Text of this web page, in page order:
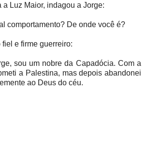
a Luz Maior, indagou a Jorge:
comportamento? De onde você é?
e firme guerreiro:
sou um nobre da Capadócia. Com a
a Palestina, mas depois abandonei
ao Deus do céu.